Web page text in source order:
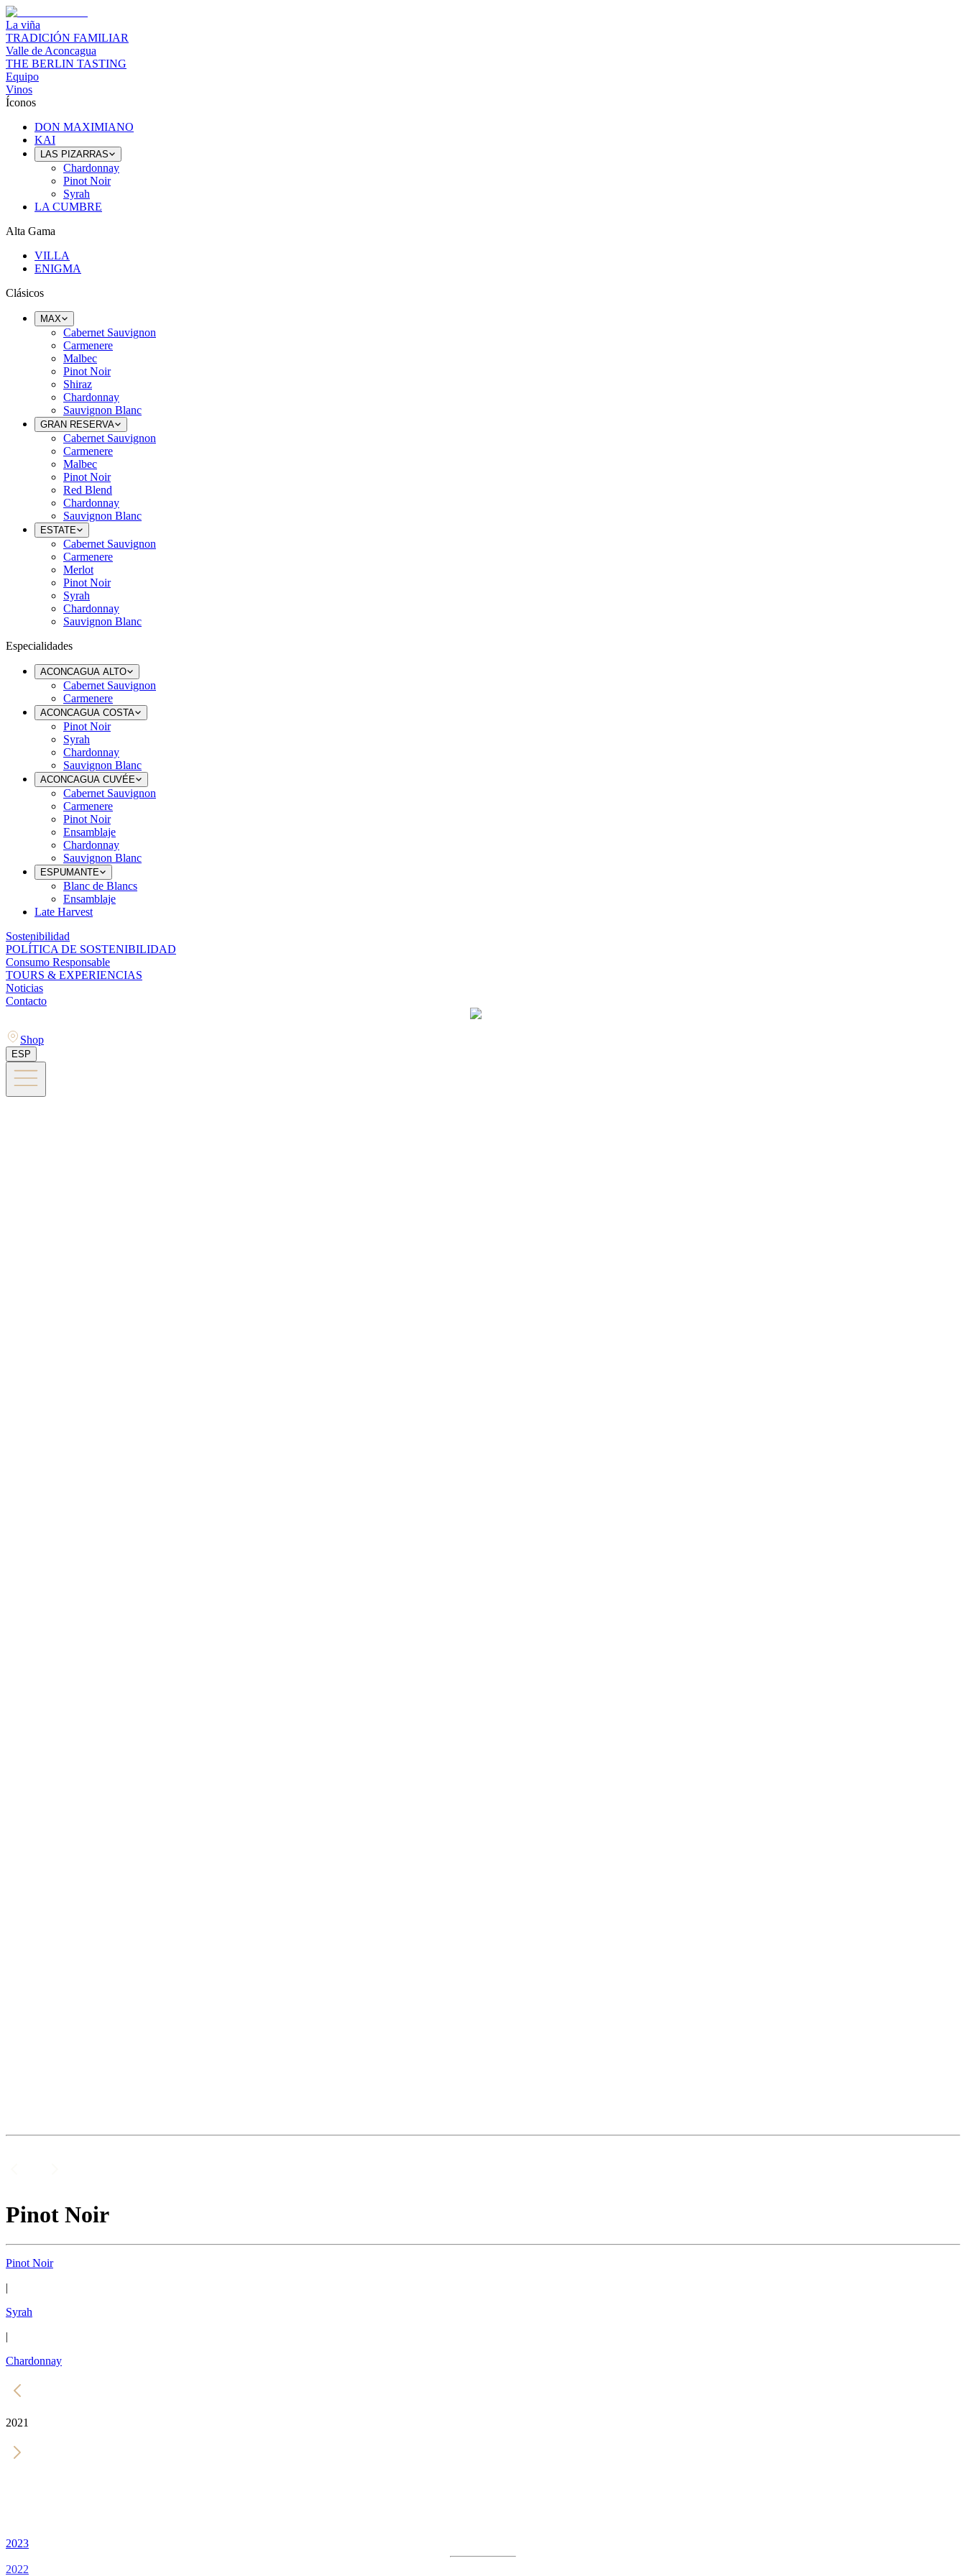
La viña
TRADICIÓN FAMILIAR
Valle de Aconcagua
THE BERLIN TASTING
Equipo
Vinos
Íconos
DON MAXIMIANO
KAI
LAS PIZARRAS
Chardonnay
Pinot Noir
Syrah
LA CUMBRE
Alta Gama
VILLA
ENIGMA
Clásicos
MAX
Cabernet Sauvignon
Carmenere
Malbec
Pinot Noir
Shiraz
Chardonnay
Sauvignon Blanc
GRAN RESERVA
Cabernet Sauvignon
Carmenere
Malbec
Pinot Noir
Red Blend
Chardonnay
Sauvignon Blanc
ESTATE
Cabernet Sauvignon
Carmenere
Merlot
Pinot Noir
Syrah
Chardonnay
Sauvignon Blanc
Especialidades
ACONCAGUA ALTO
Cabernet Sauvignon
Carmenere
ACONCAGUA COSTA
Pinot Noir
Syrah
Chardonnay
Sauvignon Blanc
ACONCAGUA CUVÉE
Cabernet Sauvignon
Carmenere
Pinot Noir
Ensamblaje
Chardonnay
Sauvignon Blanc
ESPUMANTE
Blanc de Blancs
Ensamblaje
Late Harvest
Sostenibilidad
POLÍTICA DE SOSTENIBILIDAD
Consumo Responsable
TOURS & EXPERIENCIAS
Noticias
Contacto
Shop
ESP
Pinot Noir
Pinot Noir
|
Syrah
|
Chardonnay
2021
2023
2022